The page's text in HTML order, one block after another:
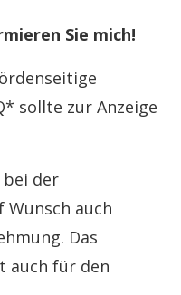
Sie mich!
sollte zur Anzeige
der
auch
Das
auch für den